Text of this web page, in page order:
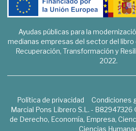
Ayudas públicas para la
medianas empresas del sector del libro
Recuperación, Transformación y
2022.
Política de privacidad Condiciones
Marcial Pons Librero S.L. - B82947326
de Derecho, Economía, Empresa,
Ciencias